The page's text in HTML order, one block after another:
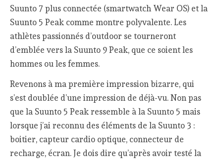
Suunto 7 plus connectée (smartwatch Wear OS) et la
Suunto 5 Peak comme montre polyvalente. Les
athlètes passionnés d’outdoor se tourneront
d’emblée vers la Suunto 9 Peak, que ce soient les
hommes ou les femmes.
Revenons à ma première impression bizarre, qui
s’est doublée d’une impression de déjà-vu. Non pas
que la Suunto 5 Peak ressemble à la Suunto 5 mais
lorsque j’ai reconnu des éléments de la Suunto 3 :
boitier, capteur cardio optique, connecteur de
recharge, écran. Je dois dire qu’après avoir testé la